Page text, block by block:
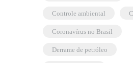
controle ambiental
coronavírus no Brasil
derrame de petróleo